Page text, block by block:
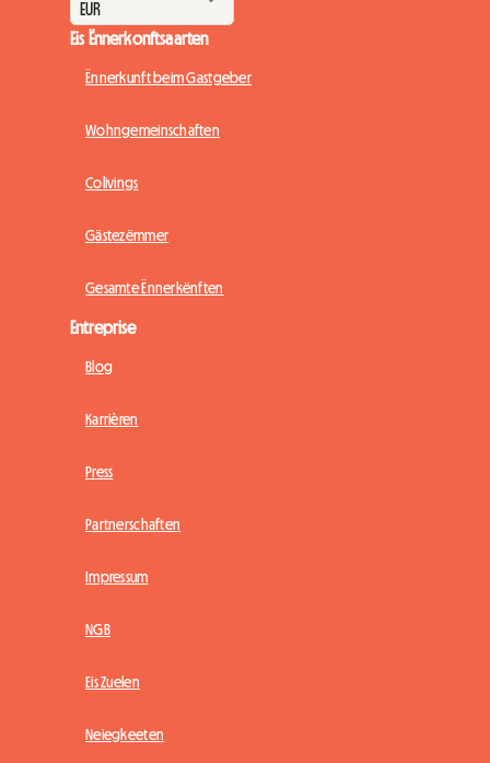
Eis Ënnerkonftsaarten
Ënnerkunft beim Gastgeber
Wohngemeinschaften
Colivings
Gästezëmmer
Gesamte Ënnerkënften
Entreprise
Blog
Karrièren
Press
Partnerschaften
Impressum
NGB
Eis Zuelen
Neiegkeeten